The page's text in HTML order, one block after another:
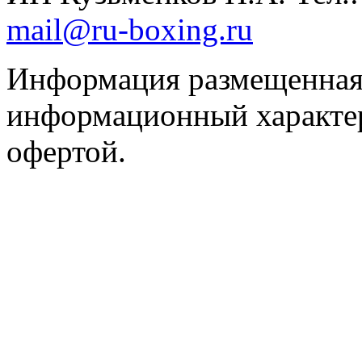
mail@ru-boxing.ru
Информация
информационный
офертой.